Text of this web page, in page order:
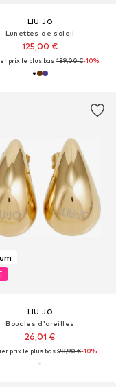
LIU JO
Lunettes de soleil
125,00 €
prix le plus bas :139,00 €-10%
LIU JO
Boucles d'oreilles
26,01 €
prix le plus bas :28,90 €-10%